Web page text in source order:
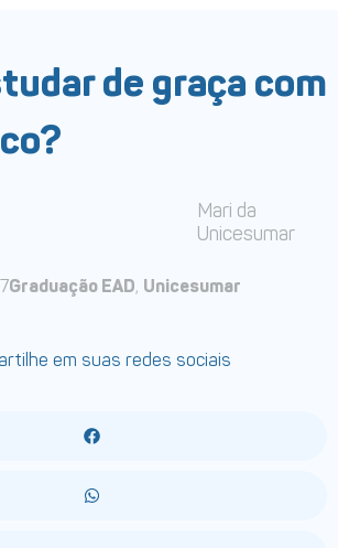
de graça com
Mari da
Unicesumar
Graduação EAD, Unicesumar
em suas redes sociais